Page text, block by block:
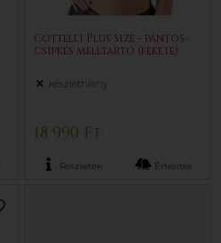
Cottelli Plus Size - pántos-
csipkés melltartó (fekete)
készlethiány
18 990 Ft
Részletek Értesítés